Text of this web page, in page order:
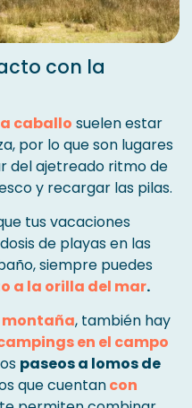
con la
caballo suelen estar
por lo que son lugares
del ajetreado ritmo de
y recargar las pilas.
tus vacaciones
de playas en las
siempre puedes
a la orilla del mar.
montaña, también hay
en el campo
paseos a lomos de
que cuentancon